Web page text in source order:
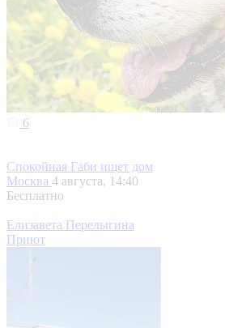
6
Спокойная Габи ищет дом
Москва 4 августа, 14:40
Бесплатно
Елизавета Перелыгина
Приют